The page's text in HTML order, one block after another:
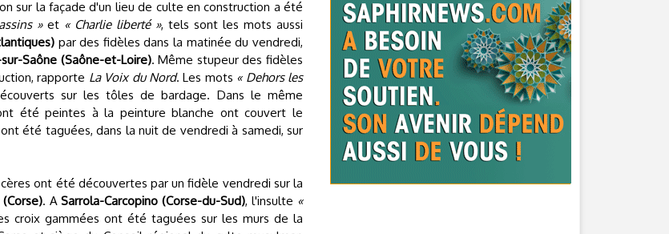
sur la façade d'un lieu de culte en construction a été
»et « Charlie liberté », tels sont les mots aussi
par des fidèles dans la matinée du vendredi,
Saône (Saône-et-Loire). Même stupeur des fidèles
rapporte La Voix du Nord. Les mots « Dehors les
sur les tôles de bardage. Dans le même
été peintes à la peinture blanche ont couvert le
été taguées, dans la nuit de vendredi à samedi, sur
ont été découvertes par un fidèle vendredi sur la
. ASarrola-Carcopino (Corse-du-Sud), l'insulte «
croix gammées ont été taguées sur les murs de la